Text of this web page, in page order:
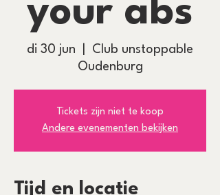
your abs
di 30 jun
Club unstoppable
Oudenburg
Tickets zijn niet te koop
Andere evenementen bekijken
Tijd en locatie